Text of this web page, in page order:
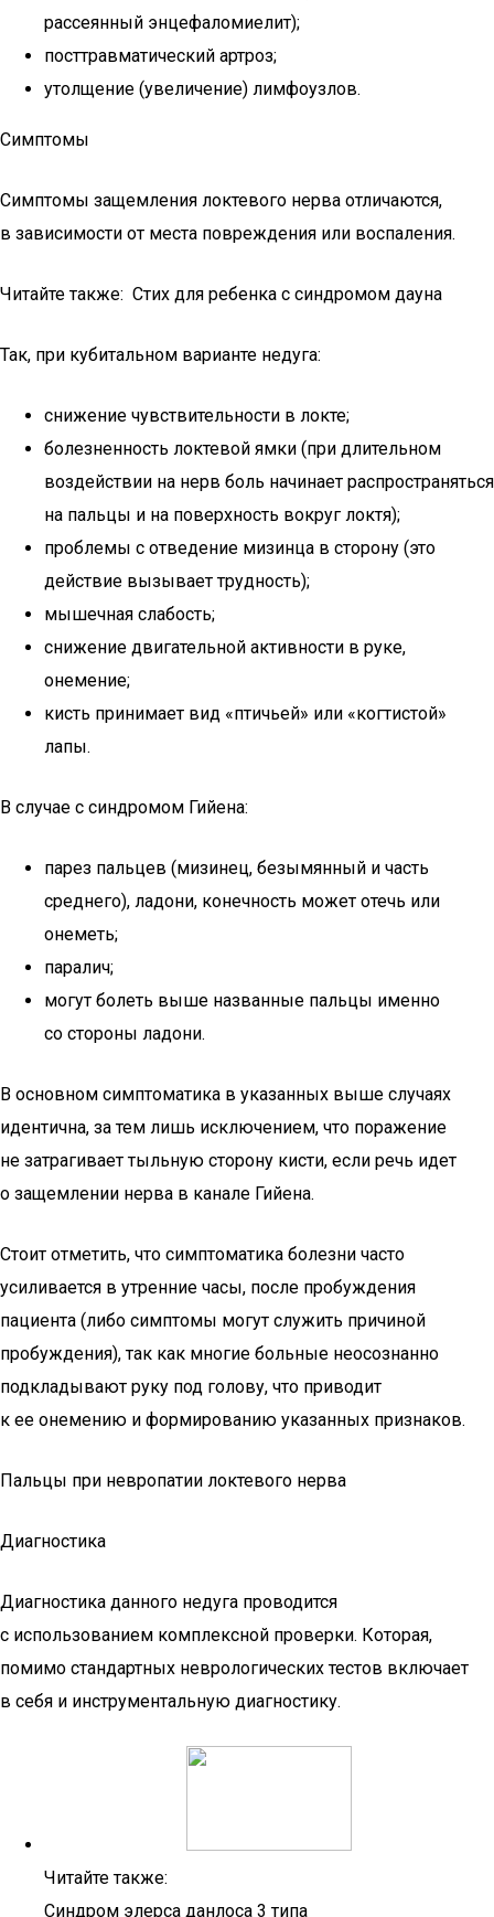
рассеянный энцефаломиелит);
посттравматический артроз;
утолщение (увеличение) лимфоузлов.
Симптомы
Симптомы защемления локтевого нерва отличаются,
в зависимости от места повреждения или воспаления.
Читайте также: Стих для ребенка с синдромом дауна
Так, при кубитальном варианте недуга:
снижение чувствительности в локте;
болезненность локтевой ямки (при длительном
воздействии на нерв боль начинает распространяться
на пальцы и на поверхность вокруг локтя);
проблемы с отведение мизинца в сторону (это
действие вызывает трудность);
мышечная слабость;
снижение двигательной активности в руке,
онемение;
кисть принимает вид «птичьей» или «когтистой»
лапы.
В случае с синдромом Гийена:
парез пальцев (мизинец, безымянный и часть
среднего), ладони, конечность может отечь или
онеметь;
паралич;
могут болеть выше названные пальцы именно
со стороны ладони.
В основном симптоматика в указанных выше случаях
идентична, за тем лишь исключением, что поражение
не затрагивает тыльную сторону кисти, если речь идет
о защемлении нерва в канале Гийена.
Стоит отметить, что симптоматика болезни часто
усиливается в утренние часы, после пробуждения
пациента (либо симптомы могут служить причиной
пробуждения), так как многие больные неосознанно
подкладывают руку под голову, что приводит
к ее онемению и формированию указанных признаков.
Пальцы при невропатии локтевого нерва
Диагностика
Диагностика данного недуга проводится
с использованием комплексной проверки. Которая,
помимо стандартных неврологических тестов включает
в себя и инструментальную диагностику.
Читайте также:
Синдром элерса данлоса 3 типа